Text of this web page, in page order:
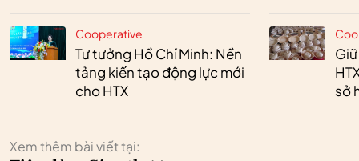
Cooperative
Tư tưởng Hồ Chí Minh: Nền
tảng kiến tạo động lực mới
cho HTX
sở
Xem thêm bài viết tại: